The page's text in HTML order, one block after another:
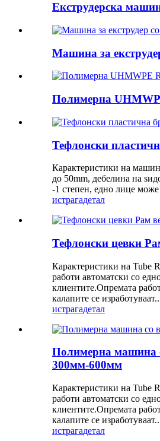
Екструдерска
Машина за
Полимерна
Тефлонски
Карактеристики на
до 50mm, дебелина на
-1 степен, едно лице
истрагадетал
Тефлонски цевки
Карактеристики на Tube
работи автоматски со
клиентите.Опремата
калапите се
истрагадетал
Полимерна машина
300мм-600мм
Карактеристики на Tube
работи автоматски со
клиентите.Опремата
калапите се
истрагадетал